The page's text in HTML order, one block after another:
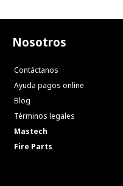
Nosotros
Contáctanos
Ayuda pagos online
Blog
Términos legales
Mastech
Fire Parts